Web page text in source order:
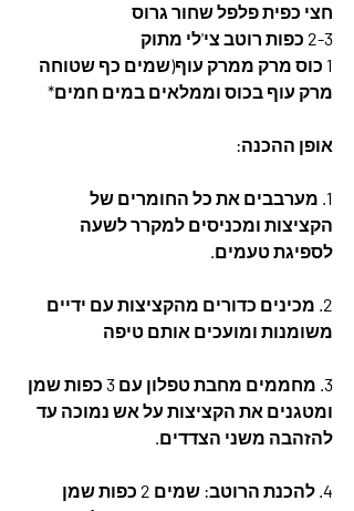
חצי כפית פלפל שחור גרוס
2-3 כפות רוטב צי'לי מתוק
1 כוס מרק ממרק עוף(שמים כף שטוחה
מרק עוף בכוס וממלאים במים חמים*
אופן ההכנה:
1. מערבבים את כל החומרים של
הקציצות ומכניסים למקרר לשעה
לספיגת טעמים.
2. מכינים כדורים מהקציצות עם ידיים
משומנות ומועכים אותם טיפה
3. מחממים מחבת טפלון עם 3 כפות שמן
ומטגנים את הקציצות על אש נמוכה עד
להזהבה משני הצדדים.
4. להכנת הרוטב: שמים 2 כפות שמן